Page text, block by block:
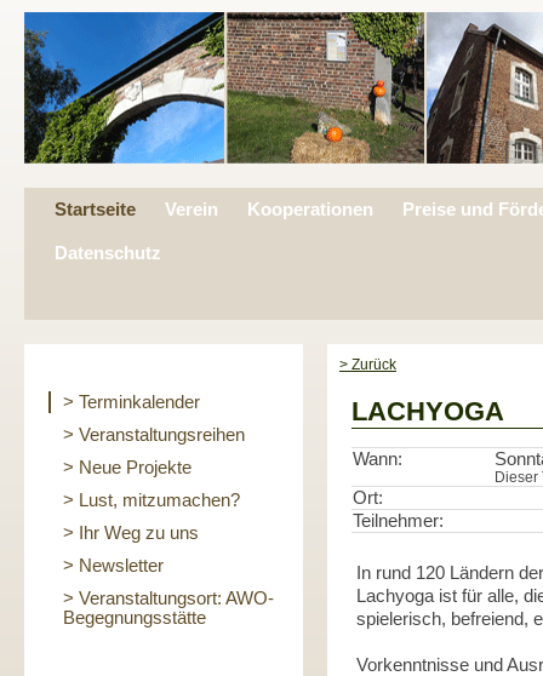
Startseite Verein Kooperationen Preise und
Datenschutz
> Terminkalender
> Veranstaltungsreihen
> Neue Projekte
> Lust, mitzumachen?
> Ihr Weg zu uns
> Newsletter
> Veranstaltungsort: AWO-
Begegnungsstätte
> Zurück
LACHYOGA
Wann:
Dieser
Ort:
Teilnehmer:
In rund 120 Ländern
Lachyoga ist für alle,
spielerisch, befreiend,
Vorkenntnisse und